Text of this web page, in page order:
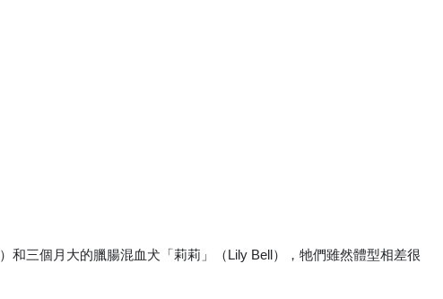
三個月大的臘腸混血犬「莉莉」（Lily Bell），牠們雖然體型相差很